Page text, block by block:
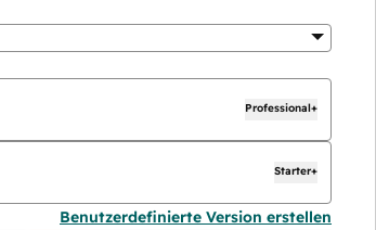
Professional+
Starter+
Benutzerdefinierte Version erstellen